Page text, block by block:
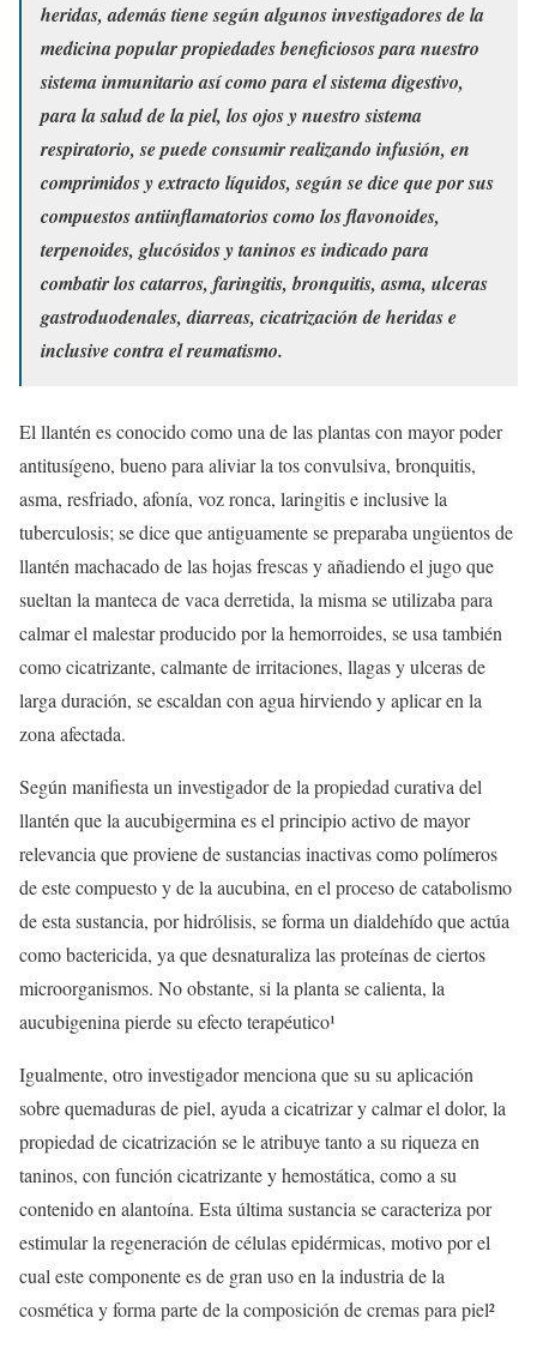
heridas, además tiene según algunos investigadores de la
medicina popular propiedades beneficiosos para nuestro
sistema inmunitario así como para el sistema digestivo,
para la salud de la piel, los ojos y nuestro sistema
respiratorio, se puede consumir realizando infusión, en
comprimidos y extracto líquidos, según se dice que por sus
compuestos antiinflamatorios como los flavonoides,
terpenoides, glucósidos y taninos es indicado para
combatir los catarros, faringitis, bronquitis, asma, ulceras
gastroduodenales, diarreas, cicatrización de heridas e
inclusive contra el reumatismo.
El llantén es conocido como una de las plantas con mayor poder
antitusígeno, bueno para aliviar la tos convulsiva, bronquitis,
asma, resfriado, afonía, voz ronca, laringitis e inclusive la
tuberculosis; se dice que antiguamente se preparaba ungüentos de
llantén machacado de las hojas frescas y añadiendo el jugo que
sueltan la manteca de vaca derretida, la misma se utilizaba para
calmar el malestar producido por la hemorroides, se usa también
como cicatrizante, calmante de irritaciones, llagas y ulceras de
larga duración, se escaldan con agua hirviendo y aplicar en la
zona afectada.
Según manifiesta un investigador de la propiedad curativa del
llantén que la aucubigermina es el principio activo de mayor
relevancia que proviene de sustancias inactivas como polímeros
de este compuesto y de la aucubina, en el proceso de catabolismo
de esta sustancia, por hidrólisis, se forma un dialdehído que actúa
como bactericida, ya que desnaturaliza las proteínas de ciertos
microorganismos. No obstante, si la planta se calienta, la
aucubigenina pierde su efecto terapéutico¹
Igualmente, otro investigador menciona que su su aplicación
sobre quemaduras de piel, ayuda a cicatrizar y calmar el dolor, la
propiedad de cicatrización se le atribuye tanto a su riqueza en
taninos, con función cicatrizante y hemostática, como a su
contenido en alantoína. Esta última sustancia se caracteriza por
estimular la regeneración de células epidérmicas, motivo por el
cual este componente es de gran uso en la industria de la
cosmética y forma parte de la composición de cremas para piel²